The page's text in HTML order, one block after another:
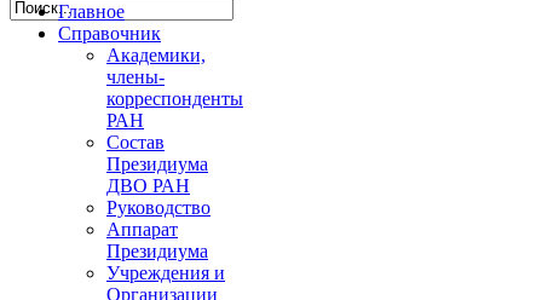
Главное
Справочник
Академики,
члены-
корреспонденты
РАН
Состав
Президиума
ДВО РАН
Руководство
Аппарат
Президиума
Учреждения и
Организации